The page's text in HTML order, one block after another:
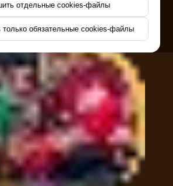
отдельные cookies-файлы
только обязательные cookies-файлы
незабываемых эмоций.